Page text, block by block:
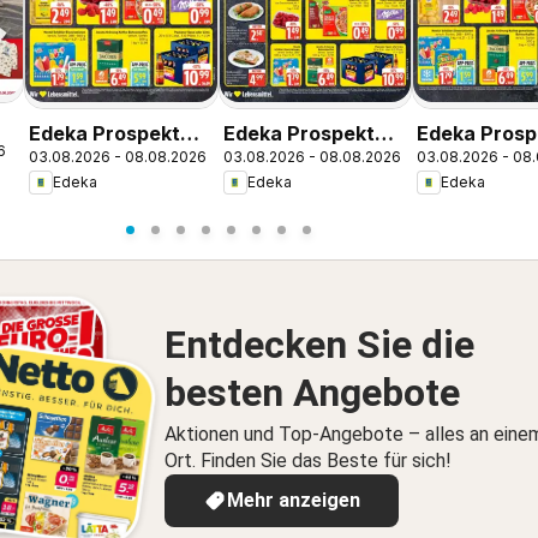
Edeka Prospekt
Hamburg
03.08.2026 - 08.08.2026
Edeka
Edeka Prospekt
Seevetal
03.08.2026 - 08.08.2026
Edeka
Edeka
Hamburg
03.08.2026 -
Edeka
Entdecken Sie die
besten Angebote
Aktionen und Top-Angebote – alles an
Ort. Finden Sie das Beste für sich!
Mehr anzeigen